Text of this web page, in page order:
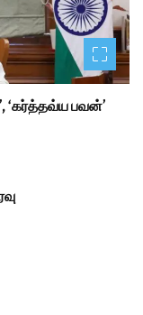
‘கர்த்தவ்ய பவன்’